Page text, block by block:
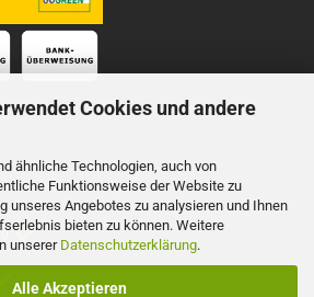
Cookies und andere
ähnliche Technologien, auch von
Funktionsweise der Website zu
unseres Angebotes zu analysieren und Ihnen
bieten zu können. Weitere
unserer Datenschutzerklärung.
Alle Akzeptieren